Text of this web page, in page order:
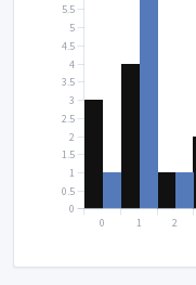
0 1 2
0
0.5
1
1.5
2
2.5
3
3.5
4
4.5
5
5.5